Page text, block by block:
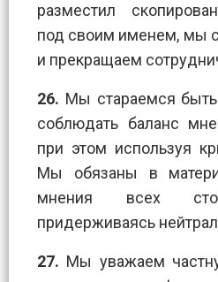
разместил
под своим именем, мы
и прекращаем
26. Мы стараемся
соблюдать баланс
при этом используя
Мы обязаны в
мнения всех
придерживаясь
27. Мы уважаем